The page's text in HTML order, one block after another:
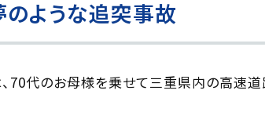
ような追突事故
、70代のお母様を乗せて三重県内の高速